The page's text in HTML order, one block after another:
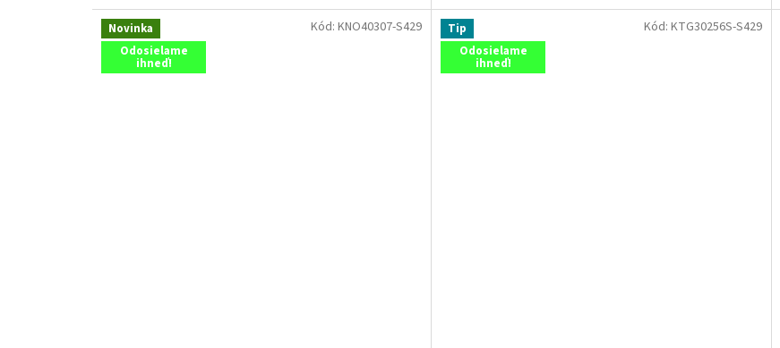
Novinka
Odosielame
ihneď!
Kód:KNO40307-S429
Tip
Odosielame
ihneď!
Kód: KTG30256S-S429